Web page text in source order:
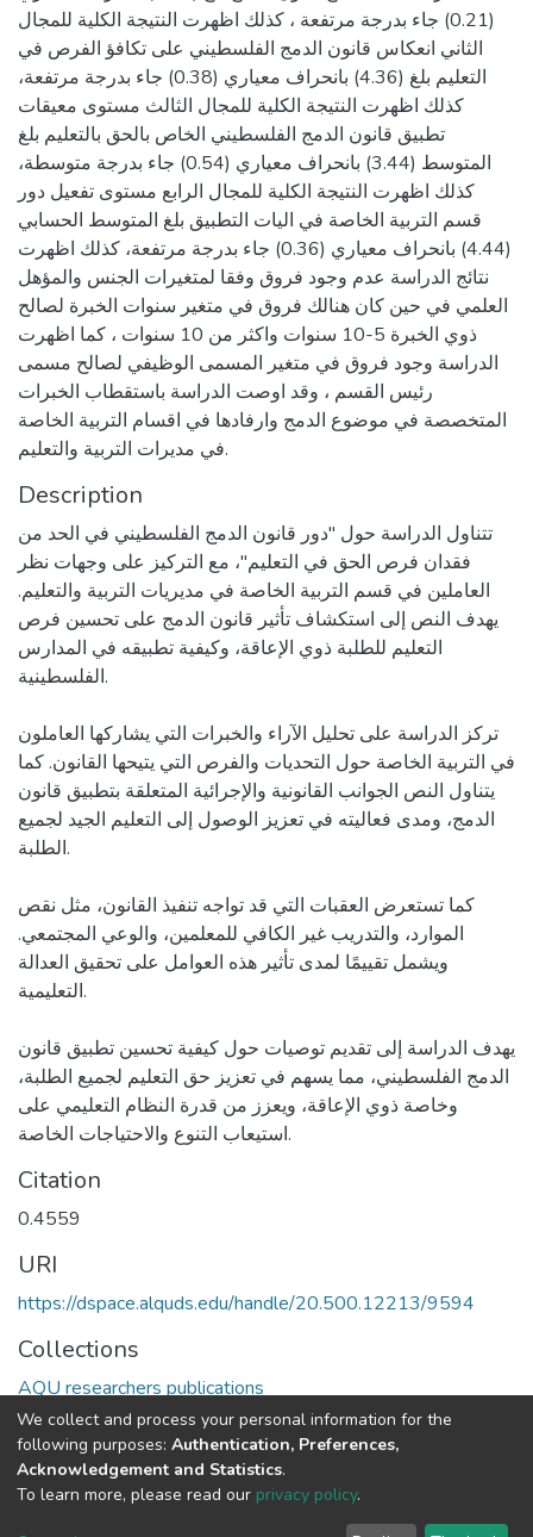
(0.21) جاء بدرجة مرتفعة ، كذلك اظهرت النتيجة الكلية للمجال
الثاني انعكاس قانون الدمج الفلسطيني على تكافؤ الفرص في
التعليم بلغ (4.36) بانحراف معياري (0.38) جاء بدرجة مرتفعة،
كذلك اظهرت النتيجة الكلية للمجال الثالث مستوى معيقات
تطبيق قانون الدمج الفلسطيني الخاص بالحق بالتعليم بلغ
المتوسط (3.44) بانحراف معياري (0.54) جاء بدرجة متوسطة،
كذلك اظهرت النتيجة الكلية للمجال الرابع مستوى تفعيل دور
قسم التربية الخاصة في اليات التطبيق بلغ المتوسط الحسابي
(4.44) بانحراف معياري (0.36) جاء بدرجة مرتفعة، كذلك اظهرت
نتائج الدراسة عدم وجود فروق وفقا لمتغيرات الجنس والمؤهل
العلمي في حين كان هنالك فروق في متغير سنوات الخبرة لصالح
ذوي الخبرة 5-10 سنوات واكثر من 10 سنوات ، كما اظهرت
الدراسة وجود فروق في متغير المسمى الوظيفي لصالح مسمى
رئيس القسم ، وقد اوصت الدراسة باستقطاب الخبرات
المتخصصة في موضوع الدمج وارفادها في اقسام التربية الخاصة
في مديرات التربية والتعليم.
Description
تتناول الدراسة حول "دور قانون الدمج الفلسطيني في الحد من
فقدان فرص الحق في التعليم"، مع التركيز على وجهات نظر
العاملين في قسم التربية الخاصة في مديريات التربية والتعليم.
يهدف النص إلى استكشاف تأثير قانون الدمج على تحسين فرص
التعليم للطلبة ذوي الإعاقة، وكيفية تطبيقه في المدارس
الفلسطينية.
تركز الدراسة على تحليل الآراء والخبرات التي يشاركها العاملون
في التربية الخاصة حول التحديات والفرص التي يتيحها القانون. كما
يتناول النص الجوانب القانونية والإجرائية المتعلقة بتطبيق قانون
الدمج، ومدى فعاليته في تعزيز الوصول إلى التعليم الجيد لجميع
الطلبة.
كما تستعرض العقبات التي قد تواجه تنفيذ القانون، مثل نقص
الموارد، والتدريب غير الكافي للمعلمين، والوعي المجتمعي.
ويشمل تقييمًا لمدى تأثير هذه العوامل على تحقيق العدالة
التعليمية.
يهدف الدراسة إلى تقديم توصيات حول كيفية تحسين تطبيق قانون
الدمج الفلسطيني، مما يسهم في تعزيز حق التعليم لجميع الطلبة،
وخاصة ذوي الإعاقة، ويعزز من قدرة النظام التعليمي على
استيعاب التنوع والاحتياجات الخاصة.
Citation
0.4559
URI
https://dspace.alquds.edu/handle/20.500.12213/9594
Collections
AQU researchers publications
Full item page
We collect and process your personal information for the
following purposes: Authentication, Preferences,
Acknowledgement and Statistics.
To learn more, please read our privacy policy.